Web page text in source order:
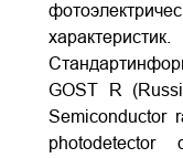
GOST R
Semiconductor
photodetector